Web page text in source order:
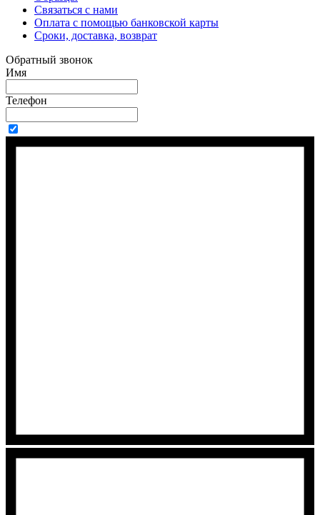
Связаться с нами
Оплата с помощью банковской карты
Сроки, доставка, возврат
Обратный звонок
Имя
Телефон